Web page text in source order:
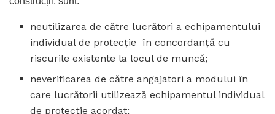
neutilizarea de către lucrători a echipamentului
individual de protecție în concordanță cu
riscurile existente la locul de muncă;
neverificarea de către angajatori a modului în
care lucrătorii utilizează echipamentul individual
de protecție acordat;